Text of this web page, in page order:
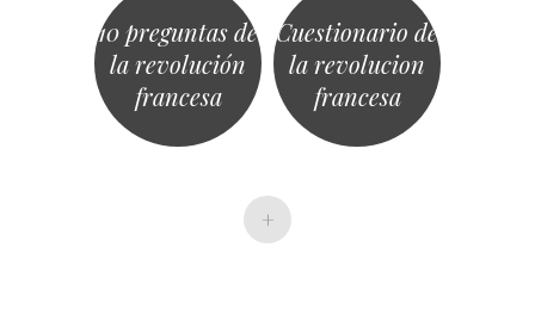
10 preguntas de
la revolución
francesa
Cuestionario de
la revolucion
francesa
+